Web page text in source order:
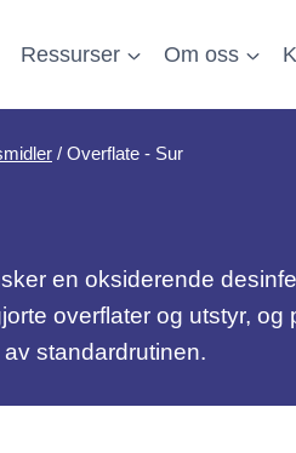
Ressurser Om oss
/ Overflate - Sur
en oksiderende
overflater og utstyr, og
standardrutinen.